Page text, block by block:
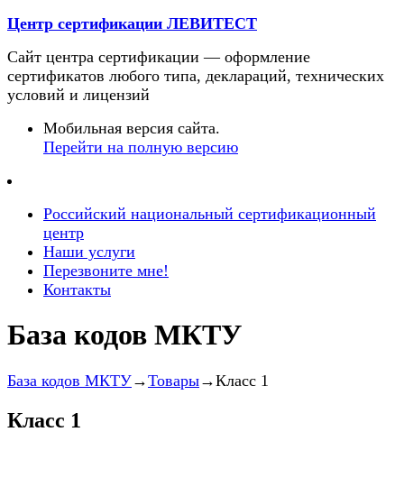
Центр сертификации ЛЕВИТЕСТ
Сайт центра сертификации — оформление
сертификатов любого типа, деклараций, технических
условий и лицензий
Мобильная версия сайта.
Перейти на полную версию
Российский национальный сертификационный
центр
Наши услуги
Перезвоните мне!
Контакты
База кодов МКТУ
База кодов МКТУ→Товары→Класс 1
Класс 1